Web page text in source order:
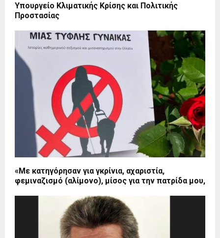
Υπουργείο Κλιματικής Κρίσης και Πολιτικής
Προστασίας
«Με κατηγόρησαν για γκρίνια, αχαριστία,
φεμιναζισμό (αλίμονο), μίσος για την πατρίδα μου,